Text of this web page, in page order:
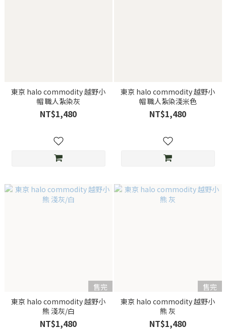
東京 halo commodity 越野小
帽 職人紮染灰
NT$1,480
東京 halo commodity 越野小
帽 職人紮染淺米色
NT$1,480
售完
東京 halo commodity 越野小
熊 淺灰/白
NT$1,480
售完
東京 halo commodity 越野小
熊 灰
NT$1,480